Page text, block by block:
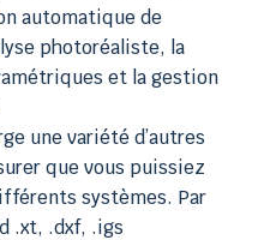
automatique de
photoréaliste, la
et la gestion
une variété d’autres
que vous puissiez
systèmes. Par
.xt, .dxf, .igs